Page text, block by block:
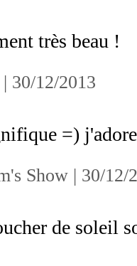
très beau !
| 30/12/2013
=)
Show | 30/12/
de soleil